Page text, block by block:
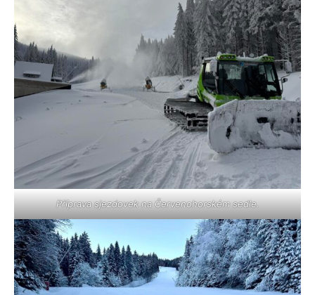
Příprava sjezdovek na Červenohorském sedle.